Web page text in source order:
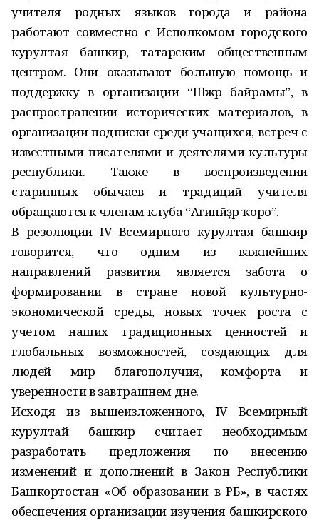
учителя родных языков города и района
работают совместно с Исполкомом городского
курултая башкир, татарским общественным
центром. Они оказывают большую помощь и
поддержку в организации “Шәжәрә байрамы”, в
распространении исторических материалов, в
организации подписки среди учащихся, встреч с
известными писателями и деятелями культуры
республики. Также в воспроизведении
старинных обычаев и традиций учителя
обращаются к членам клуба “Ағинәйҙәр ҡоро”.
В резолюции IV Всемирного курултая башкир
говорится, что одним из важнейших
направлений развития является забота о
формировании в стране новой культурно-
экономической среды, новых точек роста с
учетом наших традиционных ценностей и
глобальных возможностей, создающих для
людей мир благополучия, комфорта и
уверенности в завтрашнем дне.
Исходя из вышеизложенного, IV Всемирный
курултай башкир считает необходимым
разработать предложения по внесению
изменений и дополнений в Закон Республики
Башкортостан «Об образовании в РБ», в частях
обеспечения организации изучения башкирского